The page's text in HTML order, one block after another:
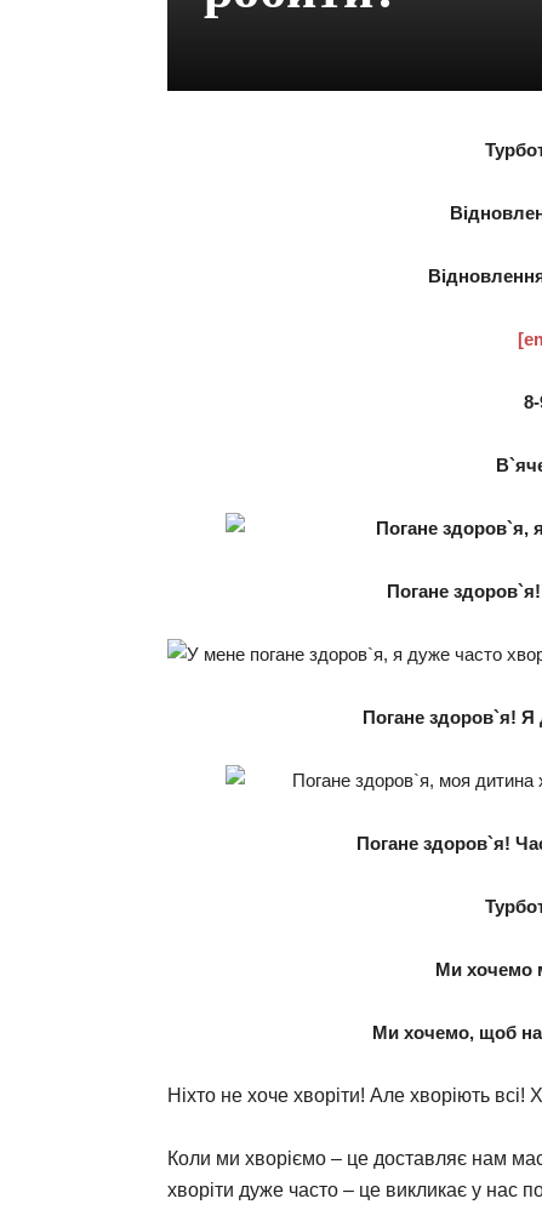
Погане
Погане здоров`я!
Погане здоров`я!
Ми хочемо
Ми хочемо, щоб
Ніхто не хоче хворіти! Але хворіють всі!
Коли ми хворіємо – це доставляє нам
хворіти дуже часто – це викликає у нас